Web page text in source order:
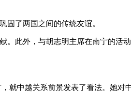
固了两国之间的传统友谊。
此外，与胡志明主席在南宁的活
就中越关系前景发表了看法。她对